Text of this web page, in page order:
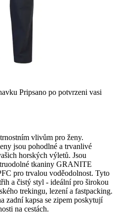
Pripsano po potvrzeni vasi
vlivům pro ženy.
jsou pohodlné a trvanlivé
horských výletů. Jsou
tkaniny GRANITE
pro trvalou voděodolnost. Tyto
a čistý styl - ideální pro širokou
trekingu, lezení a fastpacking.
zadní kapsa se zipem poskytují
na cestách.